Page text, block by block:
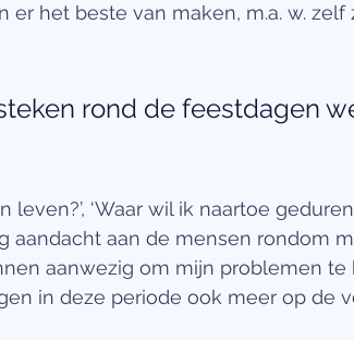
het beste van maken, m.a. w. zelf
rond de feestdagen
aandacht aan de mensen rondom
aanwezig om mijn problemen te
in deze periode ook meer op de